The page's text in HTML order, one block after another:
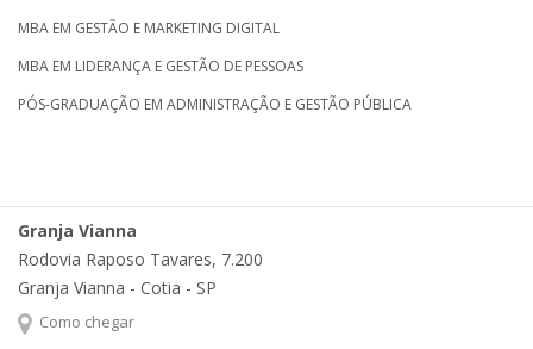
MBA EM GESTÃO E MARKETING DIGITAL
MBA EM LIDERANÇA E GESTÃO DE PESSOAS
PÓS-GRADUAÇÃO EM ADMINISTRAÇÃO E GESTÃO PÚBLICA
Granja Vianna
Rodovia Raposo Tavares, 7.200
Granja Vianna - Cotia - SP
Como chegar